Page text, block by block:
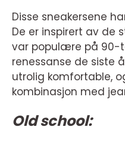
Disse sneakersene
De er inspirert av de
var populære på 90-
renessanse de siste
utrolig komfortable,
kombinasjon med
Old school: